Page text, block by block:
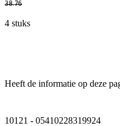
38.76
4 stuks
Heeft de informatie op deze
10121 - 05410228319924